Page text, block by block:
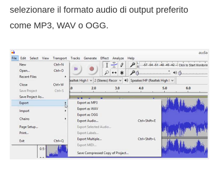
selezionare il formato audio di output preferito
come MP3, WAV o OGG.